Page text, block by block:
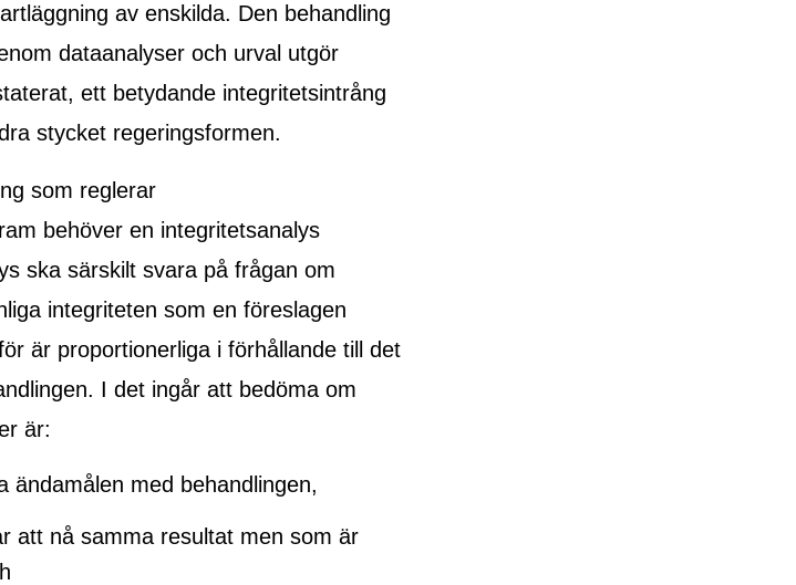
av enskilda. Den behandling
dataanalyser och urval utgör
ett betydande integritetsintrång
stycket regeringsformen.
som reglerar
behöver en integritetsanalys
ska särskilt svara på frågan om
integriteten som en föreslagen
är proportionerliga i förhållande till det
I det ingår att bedöma om
är:
ändamålen med behandlingen,
att nå samma resultat men som är